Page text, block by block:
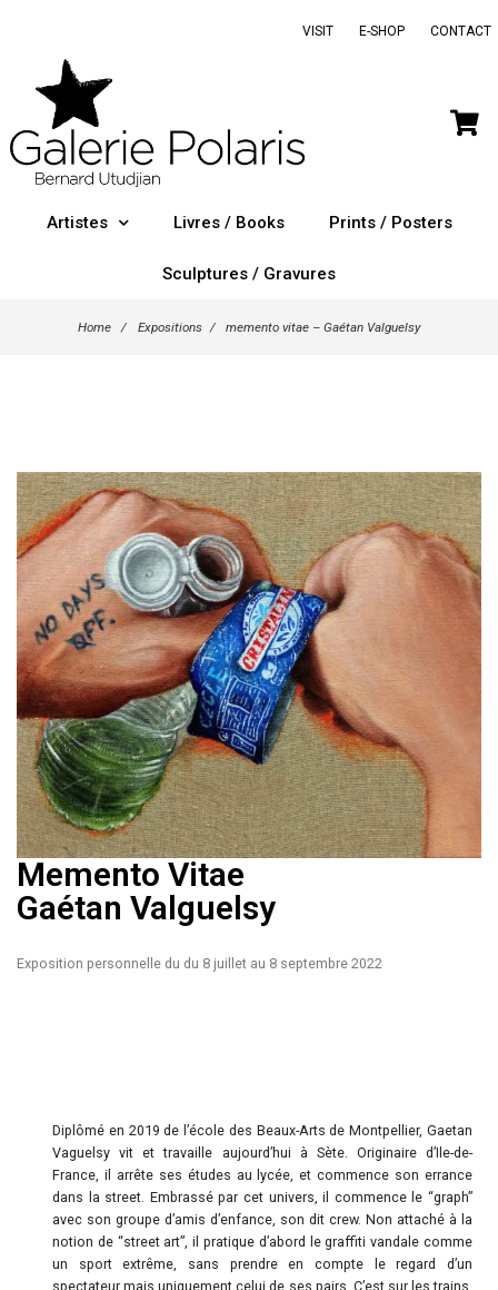
VISIT E-SHOP CONTACT
Artistes Livres / Books Prints / Posters
Sculptures / Gravures
Home / Expositions / memento vitae – Gaétan Valguelsy
Memento Vitae
Gaétan Valguelsy
Exposition personnelle du du 8 juillet au 8 septembre 2022
Diplômé en 2019 de l’école des Beaux-Arts de Montpellier, Gaetan
Vaguelsy vit et travaille aujourd’hui à Sète. Originaire d’Ile-de-
France, il arrête ses études au lycée, et commence son errance
dans la street. Embrassé par cet univers, il commence le “graph”
avec son groupe d’amis d’enfance, son dit crew. Non attaché à la
notion de “street art”, il pratique d’abord le graffiti vandale comme
un sport extrême, sans prendre en compte le regard d’un
spectateur mais uniquement celui de ses pairs. C’est sur les trains,